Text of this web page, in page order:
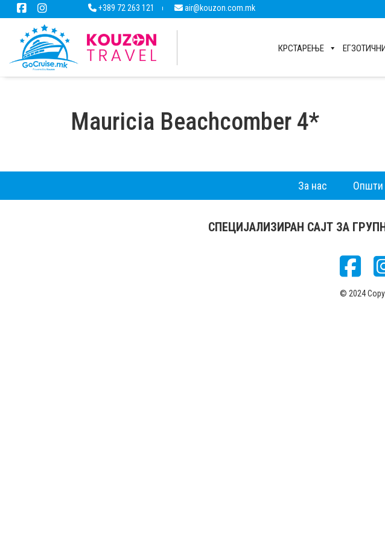
+389 72 263 121 air@kouzon.com.mk
КРСТАРЕЊЕ
Mauricia Beachcomber 4*
За нас Општи
СПЕЦИЈАЛИЗИРАН САЈТ ЗА
© 2024